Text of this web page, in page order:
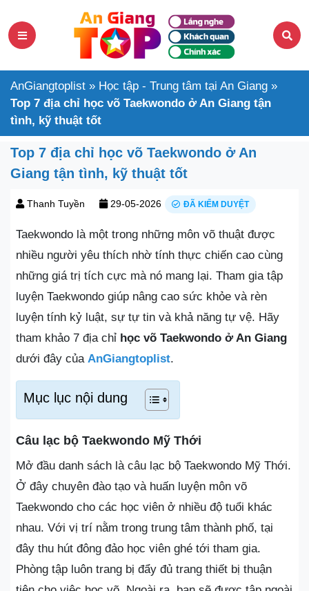
AnGiangtoplist » Học tập - Trung tâm tại An Giang »
Top 7 địa chỉ học võ Taekwondo ở An Giang tận
tình, kỹ thuật tốt
Top 7 địa chỉ học võ Taekwondo ở An
Giang tận tình, kỹ thuật tốt
Thanh Tuyền 29-05-2026 ĐÃ KIỂM DUYỆT
Taekwondo là một trong những môn võ thuật được
nhiều người yêu thích nhờ tính thực chiến cao cùng
những giá trị tích cực mà nó mang lại. Tham gia tập
luyện Taekwondo giúp nâng cao sức khỏe và rèn
luyện tính kỷ luật, sự tự tin và khả năng tự vệ. Hãy
tham khảo 7 địa chỉ học võ Taekwondo ở An Giang
dưới đây của AnGiangtoplist.
Mục lục nội dung
Câu lạc bộ Taekwondo Mỹ Thới
Mở đầu danh sách là câu lạc bộ Taekwondo Mỹ Thới.
Ở đây chuyên đào tạo và huấn luyện môn võ
Taekwondo cho các học viên ở nhiều độ tuổi khác
nhau. Với vị trí nằm trong trung tâm thành phố, tại
đây thu hút đông đảo học viên ghé tới tham gia.
Phòng tập luôn trang bị đẩy đủ trang thiết bị thuận